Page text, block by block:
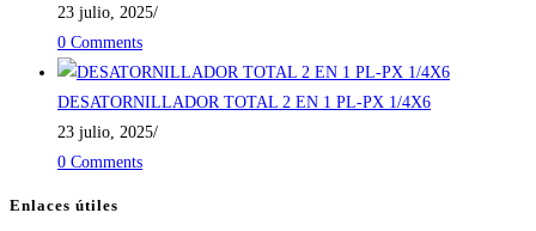
23 julio, 2025/
0 Comments
DESATORNILLADOR TOTAL 2 EN 1 PL-PX 1/4X6
23 julio, 2025/
0 Comments
Enlaces útiles